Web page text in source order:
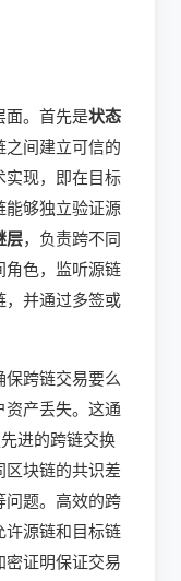
面。首先是状态
之间建立可信的
实现，即在目标
能够独立验证源
层，负责跨不同
角色，监听源链
，并通过多签或
保跨链交易要么
资产丢失。这通
进的跨链交换
块链的共识差
问题。高效的跨
许源链和目标链
密证明保证交易